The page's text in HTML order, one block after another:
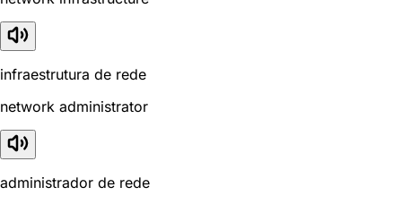
infraestrutura de rede
network administrator
administrador de rede